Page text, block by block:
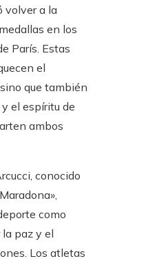
volver a la
en los
París. Estas
el
que también
el espíritu de
ambos
conocido
como
paz y el
Los atletas